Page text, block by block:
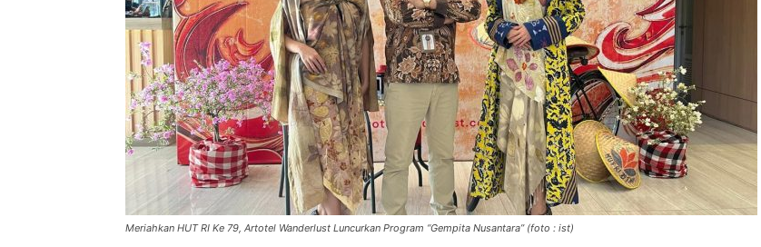
Meriahkan HUT RI Ke 79, Artotel Wanderlust Luncurkan Program “Gempita Nusantara” (foto : ist)